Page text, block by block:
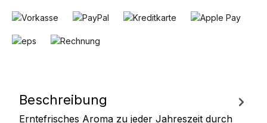
Beschreibung
Erntefrisches Aroma zu jeder Jahreszeit durch